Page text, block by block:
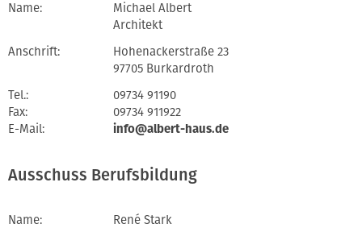
Name:
Michael Albert
Architekt
Anschrift:
Hohenackerstraße 23
97705 Burkardroth
Tel.:
09734 91190
Fax:
09734 911922
E-Mail:
info@albert-haus.de
Ausschuss Berufsbildung
Name:
René Stark